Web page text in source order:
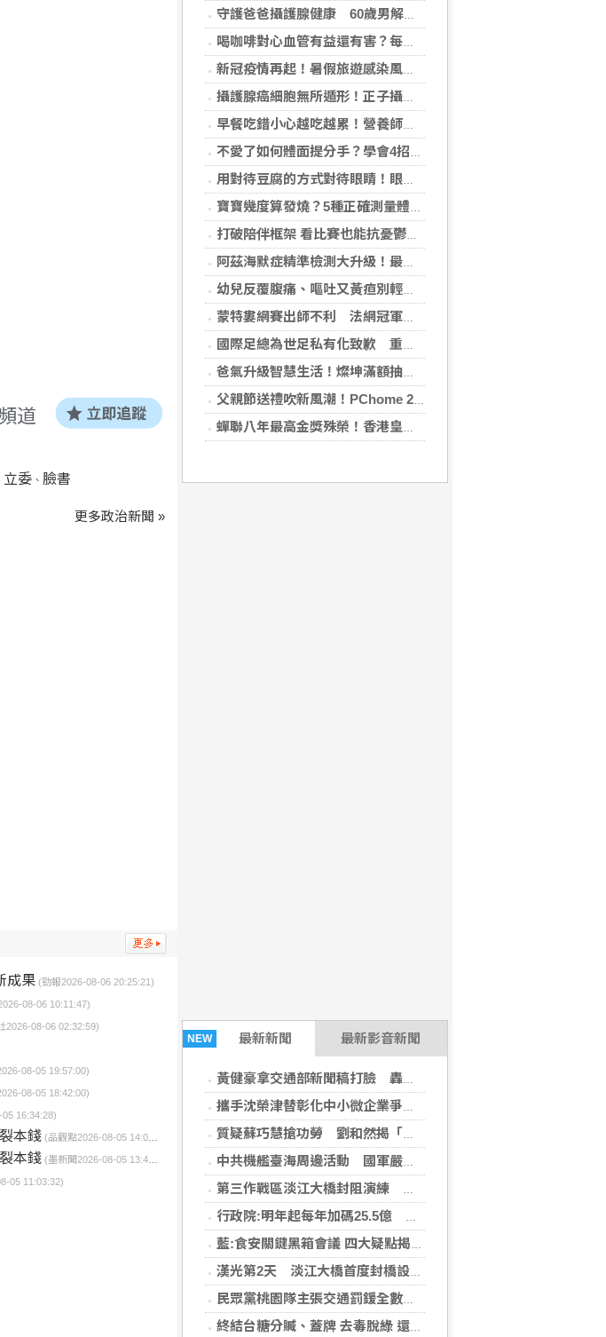
守護爸爸攝護腺健康 60歲男解尿異常 靠PHI檢測及早揪出攝護腺癌
喝咖啡對心血管有益還有害？每日可以喝幾杯咖啡？美心臟協會一次解答
新冠疫情再起！暑假旅遊感染風險增 專家教你這樣做好防護
攝護腺癌細胞無所遁形！正子攝影掃描揪出攝護腺癌，精準定位助早期治療
早餐吃錯小心越吃越累！營養師點名3大NG組合：根本「台式安眠藥」
不愛了如何體面提分手？學會4招重新看待分手：道歉、挽留都沒必要
用對待豆腐的方式對待眼睛！眼科醫揭「4件事」絕不可以對眼睛做
寶寶幾度算發燒？5種正確測量體溫的方法：耳溫測量快、額溫快速便利
打破陪伴框架 看比賽也能抗憂鬱？日最新研究指出：觀看運動賽事 老年憂鬱症風險降低3成
阿茲海默症精準檢測大升級！最新血液生物標記檢測，不再只能靠「猜」
幼兒反覆腹痛、嘔吐又黃疸別輕忽 當心罹患罕見先天性膽管囊腫
蒙特婁網賽出師不利 法網冠軍茲韋列夫輸荷蘭對手
國際足總為世足私有化致歉 重申力挺主席英凡提諾
爸氣升級智慧生活！燦坤滿額抽折疊旗艦機、台灣大 3C 豪禮最低 0 元帶回家
父親節送禮吹新風潮！PChome 24h 購物揭男香 TOP5 與居家健身器材買氣翻倍
蟬聯八年最高金獎殊榮！香港皇玥推「五大亮點」中秋禮盒
NEW 最新新聞 最新影音新聞
黃健豪拿交通部新聞稿打臉 轟賴清德談捷運藍線核定在說謊
攜手沈榮津替彰化中小微企業爭出路 陳素月：任縣長第一時間導入中央千億資源
質疑蘇巧慧搶功勞 劉和然揭「三鶯線核定時間」：當父母官要說實話
中共機艦臺海周邊活動 國軍嚴密監控應處
第三作戰區淡江大橋封阻演練 構築首都圈堅實防線
行政院:明年起每年加碼25.5億 改善商圈環境
藍:食安關鍵黑箱會議 四大疑點揭露食安防線失守
漢光第2天 淡江大橋首度封橋設3防線阻敵直衝中樞
民眾黨桃園隊主張交通罰鍰全數用於交通改善
終結台糖分贓、蓋牌 去毒脫綠 還我食安
立委、 臉書
更多政治新聞 »
成果 (勁報2026-08-06 20:25:21)
08-06 10:11:47)
2026-08-06 02:32:59)
08-05 19:57:00)
08-05 18:42:00)
16:34:28)
本錢 (品觀點2026-08-05 14:04:06)
本錢 (墨新聞2026-08-05 13:46:07)
05 11:03:32)